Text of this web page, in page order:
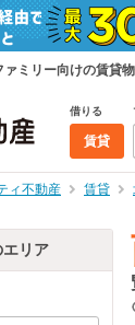
ミリー向けの賃貸
借りる
賃貸
ィ不動産 賃貸
リア